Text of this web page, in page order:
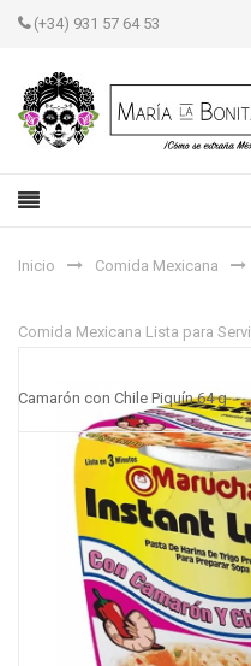
(+34) 931 57 64 53
Inicio Comida Mexicana
Comida Mexicana Lista para
Camarón con Chile Piquín 64 g